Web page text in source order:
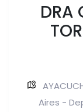
DRA
Aires -